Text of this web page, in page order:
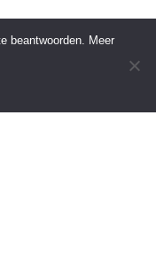
beantwoorden. Meer